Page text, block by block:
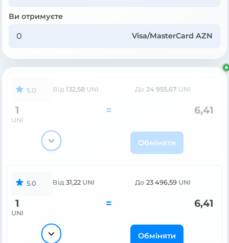
Ви отримуєте
Visa/MasterCard AZN
5.0 Від 132,58 UNI До 24 955,67 UNI
1
UNI
= 6,41
Обміняти
5.0 Від 31,22 UNI До 23 496,59 UNI
1
UNI
= 6,41
Обміняти